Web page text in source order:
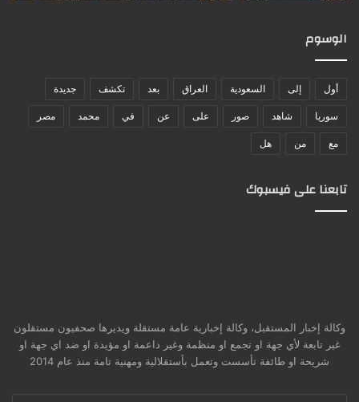
الوسوم
أول إلى السعودية العراق بعد تكشف جديدة
سوريا شاهد صور على عن في محمد مصر
مع من هل
تابعنا على فيسبوك
وكالة إخبار المستقبل، وكالة إخبارية عامة مستقلة ويديرها صحفيون مستقلون
غير تابعة لأي جهة او تجمع او منظمة وغير داعمة او مؤيدة او ضد اي جهة او
شريحة او طائفة تأسست وتعمل بأستقلالية ومهنية تامة منذ عام 2014